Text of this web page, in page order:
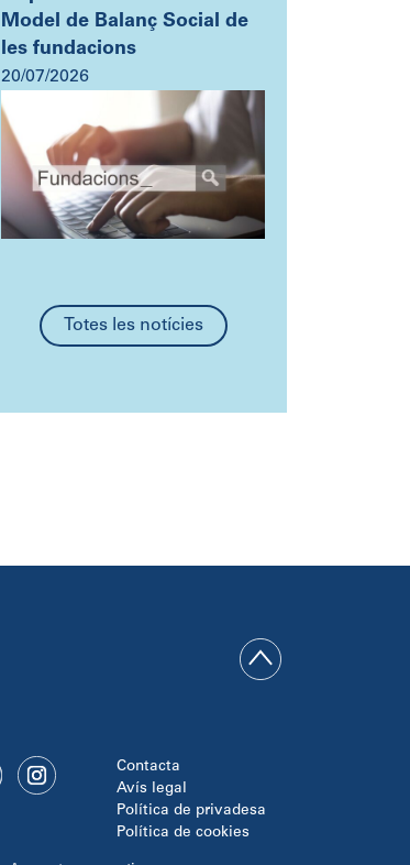
Model de Balanç Social de
les fundacions
20/07/2026
Totes les notícies
Contacta
Avís legal
Política de privadesa
Política de cookies